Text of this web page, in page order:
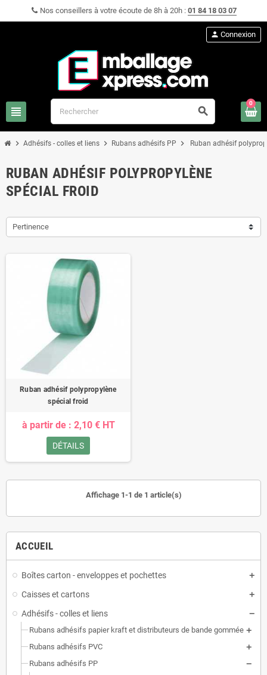
Nos conseillers à votre écoute de 8h à 20h : 01 84 18 03 07
view_headline search
person Connexion
0
chevron_right Adhésifs - colles et liens chevron_right Rubans adhésifs PP chevron_right Ruban adhésif
ACCUEIL
Boîtes carton - enveloppes et pochettes
Caisses et cartons
Adhésifs - colles et liens
Rubans adhésifs papier kraft et distributeurs de bande gommée
Rubans adhésifs PVC
Rubans adhésifs PP
RUBAN ADHÉSIF POLYPROPYLÈNE
SPÉCIAL FROID
Pertinence
Ruban adhésif polypropylène
spécial froid
à partir de : 2,10 € HT
DÉTAILS
Affichage 1-1 de 1 article(s)